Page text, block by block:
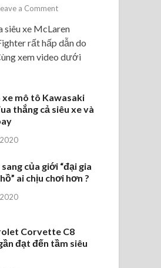
a Comment
siêu xe McLaren
rất hấp dẫn do
xem video dưới
xe mô tô Kawasaki
thắng cả siêu xe và
của giới “đại gia
ai chịu chơi hơn ?
Corvette C8
đạt đến tầm siêu